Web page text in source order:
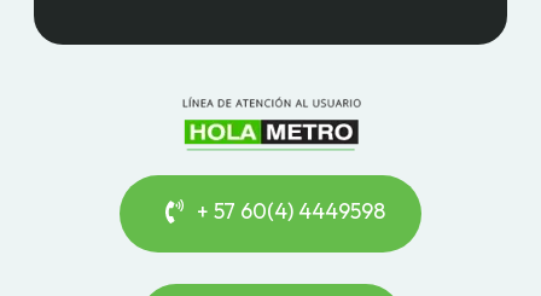
+ 57 60(4) 4449598